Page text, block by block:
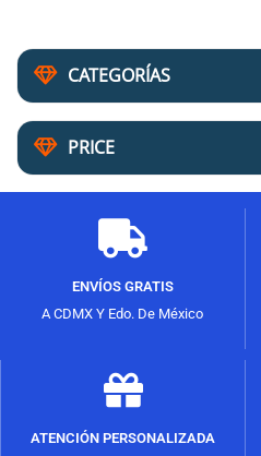
CATEGORÍAS
PRICE
ENVÍOS GRATIS
A CDMX Y Edo. De México
ATENCIÓN PERSONALIZADA